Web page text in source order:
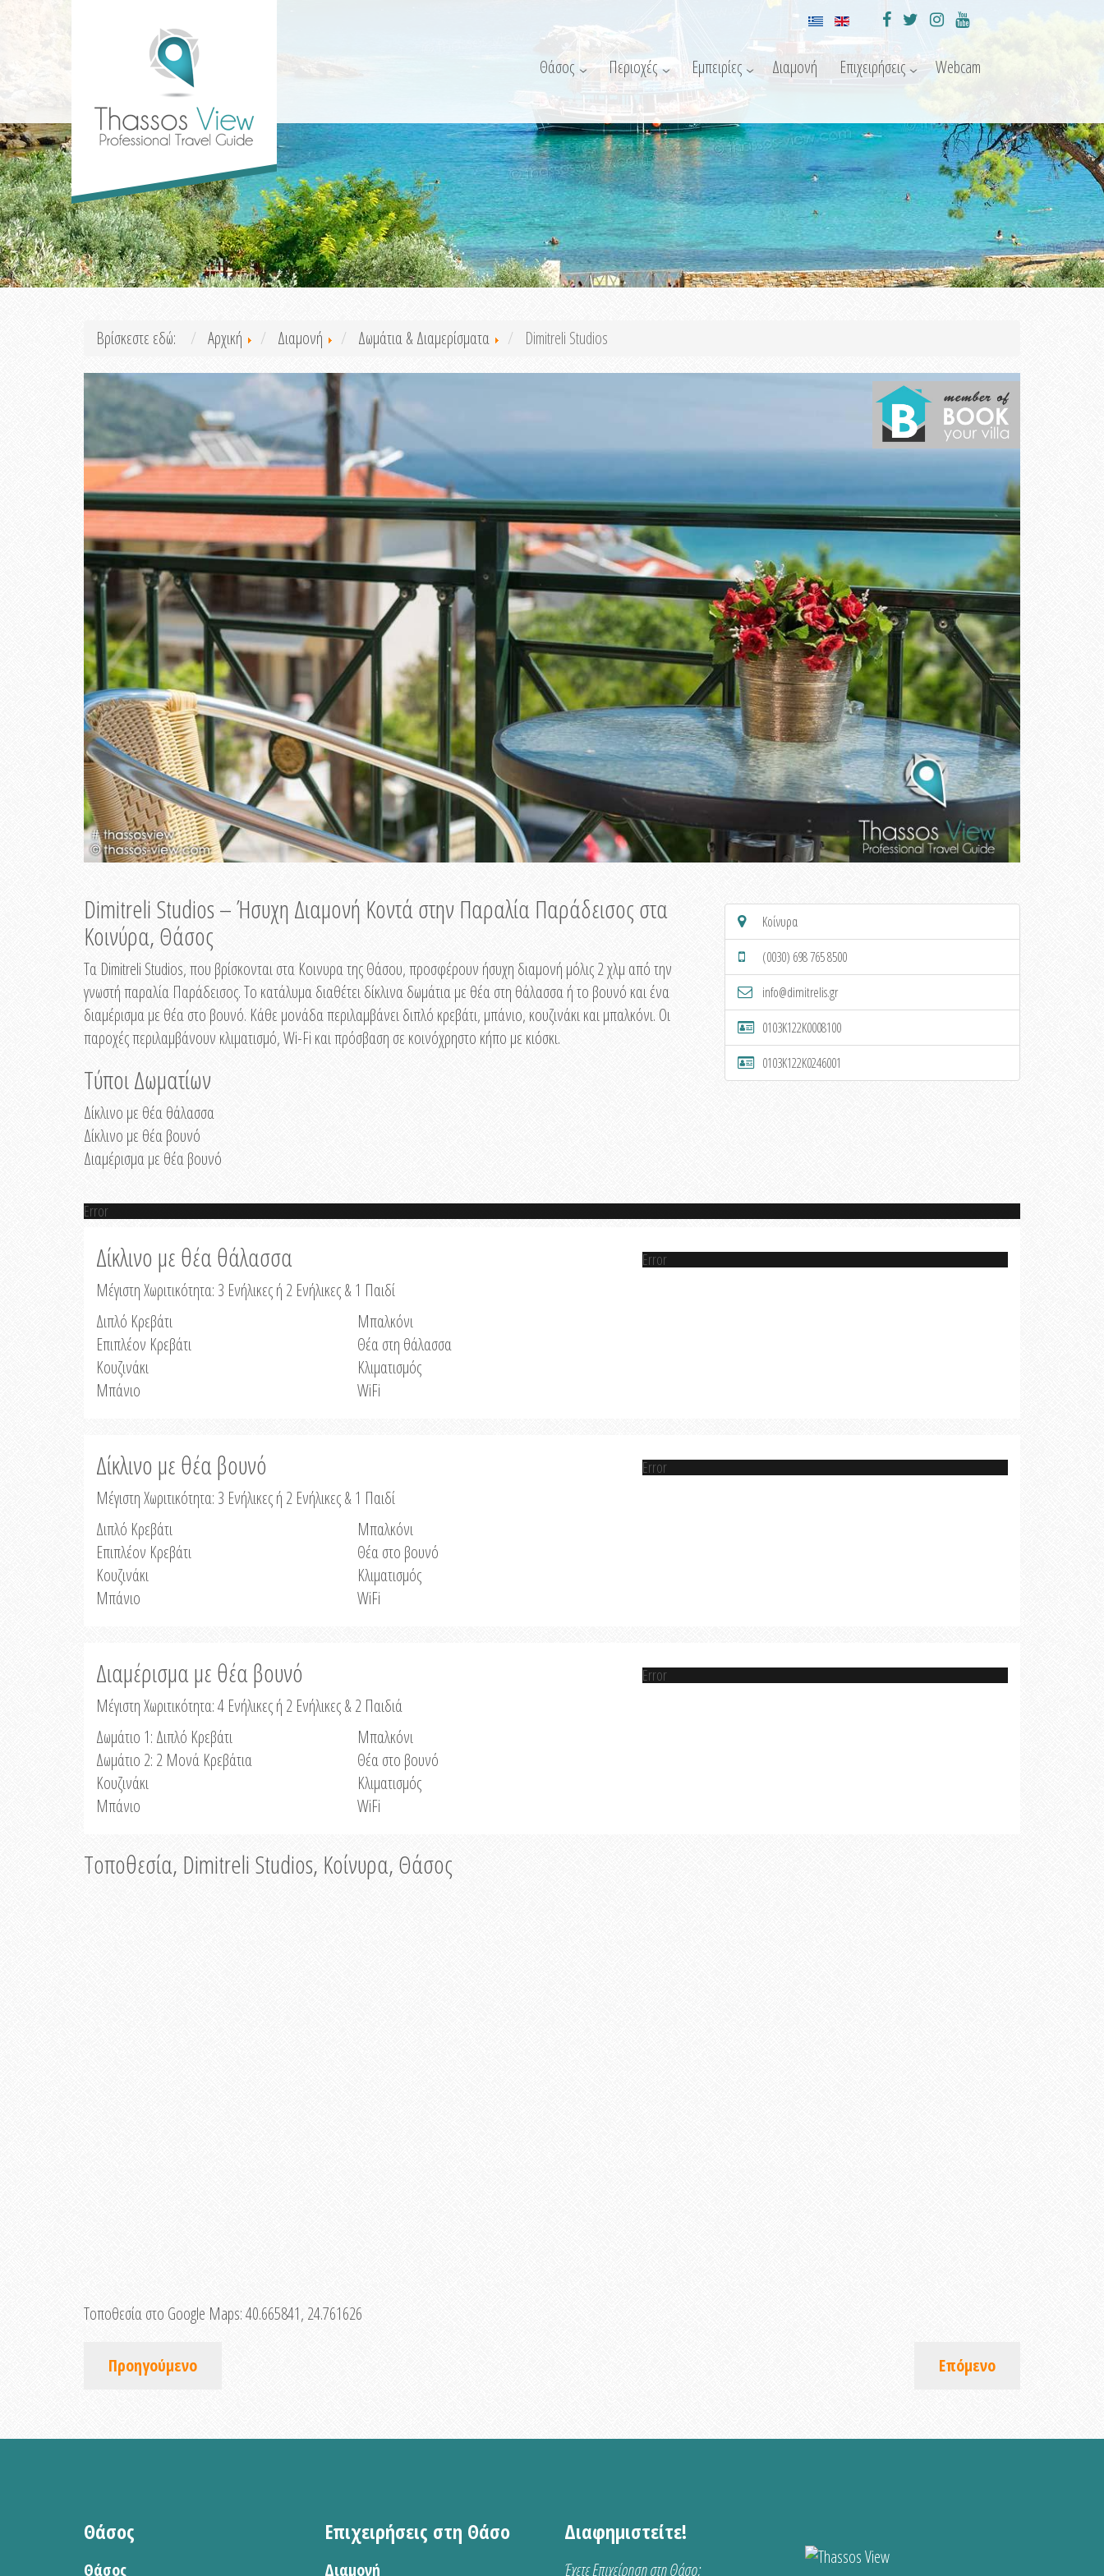
Θάσος Περιοχές Εμπειρίες Διαμονή Επιχειρήσεις Webcam
Βρίσκεστε εδώ: Αρχική Διαμονή Δωμάτια & Διαμερίσματα Dimitreli Studios
Dimitreli Studios – Ήσυχη Διαμονή Κοντά στην Παραλία Παράδεισος στα
Κοινύρα, Θάσος
Τα Dimitreli Studios, που βρίσκονται στα Κοινυρα της Θάσου, προσφέρουν ήσυχη διαμονή μόλις 2 χλμ από την
γνωστή παραλία Παράδεισος. Το κατάλυμα διαθέτει δίκλινα δωμάτια με θέα στη θάλασσα ή το βουνό και ένα
διαμέρισμα με θέα στο βουνό. Κάθε μονάδα περιλαμβάνει διπλό κρεβάτι, μπάνιο, κουζινάκι και μπαλκόνι. Οι
παροχές περιλαμβάνουν κλιματισμό, Wi-Fi και πρόσβαση σε κοινόχρηστο κήπο με κιόσκι.
Τύποι Δωματίων
Δίκλινο με θέα θάλασσα
Δίκλινο με θέα βουνό
Διαμέρισμα με θέα βουνό
Κοίνυρα
(0030) 698 765 8500
info@dimitrelis.gr
0103K122K0008100
0103K122K0246001
Error
Δίκλινο με θέα θάλασσα
Μέγιστη Χωριτικότητα: 3 Ενήλικες ή 2 Ενήλικες & 1 Παιδί
Διπλό Κρεβάτι
Επιπλέον Κρεβάτι
Κουζινάκι
Μπάνιο
Μπαλκόνι
Θέα στη θάλασσα
Κλιματισμός
WiFi
Error
Δίκλινο με θέα βουνό
Μέγιστη Χωριτικότητα: 3 Ενήλικες ή 2 Ενήλικες & 1 Παιδί
Διπλό Κρεβάτι
Επιπλέον Κρεβάτι
Κουζινάκι
Μπάνιο
Μπαλκόνι
Θέα στο βουνό
Κλιματισμός
WiFi
Error
Διαμέρισμα με θέα βουνό
Μέγιστη Χωριτικότητα: 4 Ενήλικες ή 2 Ενήλικες & 2 Παιδιά
Δωμάτιο 1: Διπλό Κρεβάτι
Δωμάτιο 2: 2 Μονά Κρεβάτια
Κουζινάκι
Μπάνιο
Μπαλκόνι
Θέα στο βουνό
Κλιματισμός
WiFi
Error
Τοποθεσία, Dimitreli Studios, Κοίνυρα, Θάσος
Τοποθεσία στο Google Maps:40.665841, 24.761626
Προηγούμενο Επόμενο
Θάσος
Θάσος
Επιχειρήσεις στη Θάσο
Διαμονή
Διαφημιστείτε!
Έχετε Επιχείρηση στη Θάσο;